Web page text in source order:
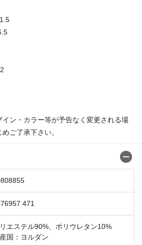
ン・カラー等が予告なく変更される場
ご了承下さい。
471
エステル90%、ポリウレタン10%
国：ヨルダン